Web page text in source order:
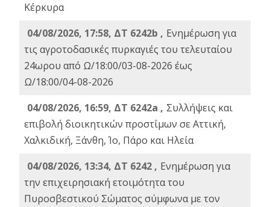
Κέρκυρα
04/08/2026, 17:58, ΔΤ 6242b , Ενημέρωση για
τις αγροτοδασικές πυρκαγιές του τελευταίου
24ωρου από Ω/18:00/03-08-2026 έως
Ω/18:00/04-08-2026
04/08/2026, 16:59, ΔΤ 6242a , Συλλήψεις και
επιβολή διοικητικών προστίμων σε Αττική,
Χαλκιδική, Ξάνθη, Ίο, Πάρο και Ηλεία
04/08/2026, 13:34, ΔΤ 6242 , Ενημέρωση για
την επιχειρησιακή ετοιμότητα του
Πυροσβεστικού Σώματος σύμφωνα με τον